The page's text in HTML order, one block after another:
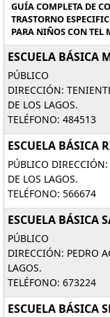
GUÍA COMPLETA DE
TRASTORNO
PARA NIÑOS CON TEL
ESCUELA BÁSICA
PÚBLICO
DIRECCIÓN:
DE LOS LAGOS.
TELÉFONO: 484513
ESCUELA BÁSICA
PÚBLICO
DE LOS LAGOS.
TELÉFONO: 566674
ESCUELA BÁSICA
PÚBLICO
DIRECCIÓN: PEDRO
LAGOS.
TELÉFONO: 673224
ESCUELA BÁSICA